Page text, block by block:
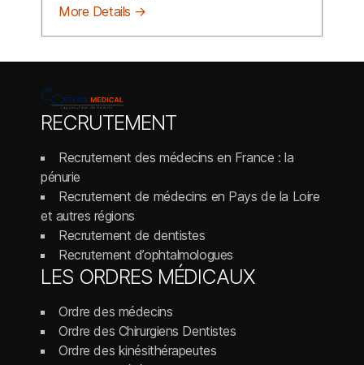
More Details
RECRUTEMENT
Recrutement des médecins en France : la
pénurie
Recrutement de médecins en Pays de la Loire
et autres régions
Recrutement de dentistes
Recrutement d’ophtalmologues
LES ORDRES MÉDICAUX
Ordre des médecins
Ordre des Chirurgiens Dentistes
Ordre des kinésithérapeutes